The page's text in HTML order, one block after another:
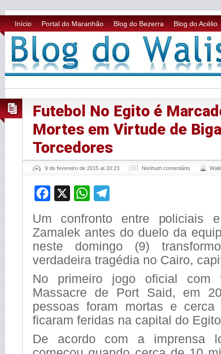
Início Portal do Maranhão Blog do Bezerra Blog do Acélio
Futebol No Egito é
Mortes em Virtude de
Torcedores
9 de fevereiro de 2015 at 20:23 Nenhum comentário
Facebook
X WhatsApp
Um confronto entre policiais
Zamalek antes do duelo da
neste domingo (9)
verdadeira tragédia no Cairo,
No primeiro jogo oficial com
Massacre de Port Said, em
pessoas foram mortas e
ficaram feridas na capital do
De acordo com a imprensa